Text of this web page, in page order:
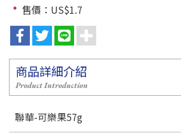
售價：US$1.7
商品詳細介紹
Product Introduction
聯華-可樂果57g